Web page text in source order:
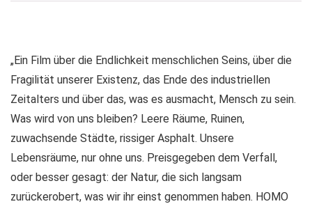
„Ein Film über die Endlichkeit menschlichen Seins, über die
Fragilität unserer Existenz, das Ende des industriellen
Zeitalters und über das, was es ausmacht, Mensch zu sein.
Was wird von uns bleiben? Leere Räume, Ruinen,
zuwachsende Städte, rissiger Asphalt. Unsere
Lebensräume, nur ohne uns. Preisgegeben dem Verfall,
oder besser gesagt: der Natur, die sich langsam
zurückerobert, was wir ihr einst genommen haben. HOMO